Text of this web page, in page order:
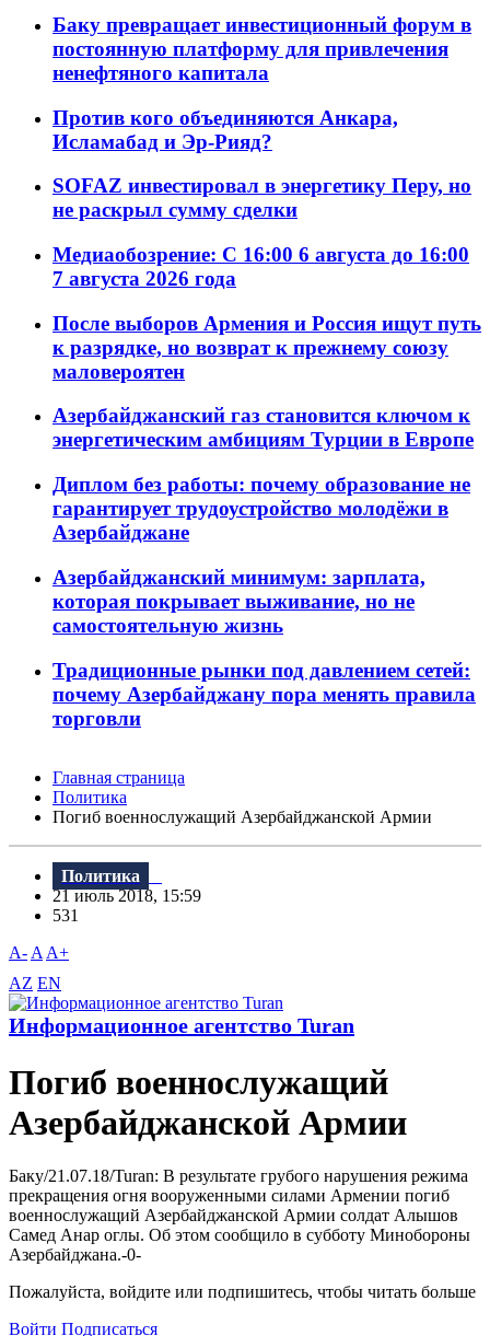
Баку превращает инвестиционный форум в
постоянную платформу для привлечения
ненефтяного капитала
Против кого объединяются Анкара,
Исламабад и Эр-Рияд?
SOFAZ инвестировал в энергетику Перу, но
не раскрыл сумму сделки
Медиаобозрение: С 16:00 6 августа до 16:00
7 августа 2026 года
После выборов Армения и Россия ищут путь
к разрядке, но возврат к прежнему союзу
маловероятен
Азербайджанский газ становится ключом к
энергетическим амбициям Турции в Европе
Диплом без работы: почему образование не
гарантирует трудоустройство молодёжи в
Азербайджане
Азербайджанский минимум: зарплата,
которая покрывает выживание, но не
самостоятельную жизнь
Традиционные рынки под давлением сетей:
почему Азербайджану пора менять правила
торговли
Главная страница
Политика
Погиб военнослужащий Азербайджанской Армии
Политика
21 июль 2018, 15:59
531
A- A A+
AZ EN
Информационное агентство Turan
Погиб военнослужащий
Азербайджанской Армии
Баку/21.07.18/Turan: B результате грубого нарушения режима
прекращения огня вооруженными силами Армении погиб
военнослужащий Азербайджанской Армии солдат Алышов
Самед Анар оглы. Об этом сообщило в субботу Минобороны
Азербайджана.-0-
Пожалуйста, войдите или подпишитесь, чтобы читать больше
Войти Подписаться